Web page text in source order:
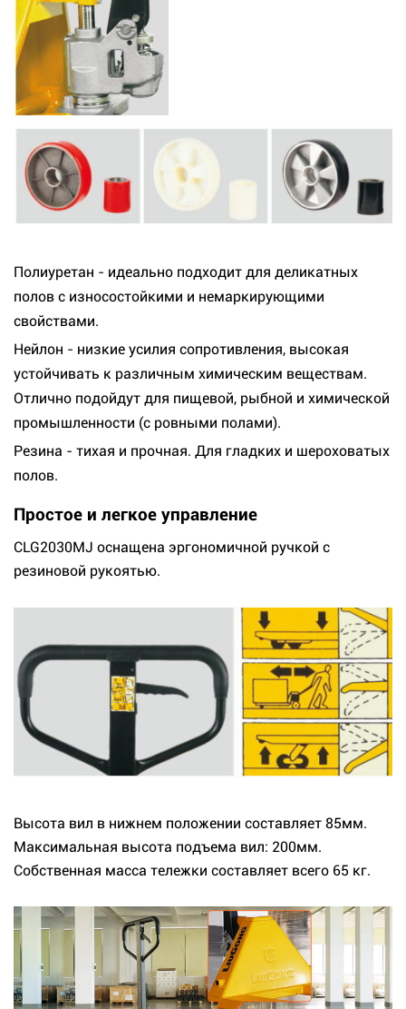
Полиуретан - идеально подходит для деликатных
полов с износостойкими и немаркирующими
свойствами.
Нейлон - низкие усилия сопротивления, высокая
устойчивать к различным химическим веществам.
Отлично подойдут для пищевой, рыбной и химической
промышленности (с ровными полами).
Резина - тихая и прочная. Для гладких и шероховатых
полов.
Простое и легкое управление
CLG2030MJ оснащена эргономичной ручкой c
резиновой рукоятью.
Высота вил в нижнем положении составляет 85мм.
Максимальная высота подъема вил: 200мм.
Собственная масса тележки составляет всего 65 кг.